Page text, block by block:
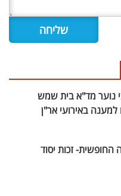
נוער מד"א בית שמש
למענה באירועי אר"ן
החופשית- זכות יסוד